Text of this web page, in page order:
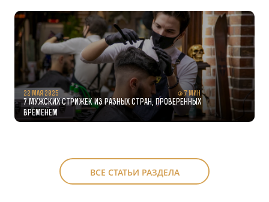
22 мая 2025 7 мин
7 мужских стрижек из разных стран, проверенных
временем
ВСЕ СТАТЬИ РАЗДЕЛА